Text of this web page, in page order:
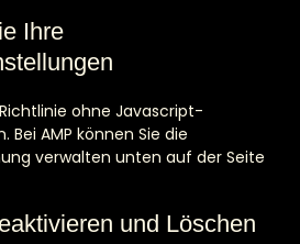
Ihre
ohne Javascript-
AMP können Sie die
verwalten unten auf der Seite
und Löschen